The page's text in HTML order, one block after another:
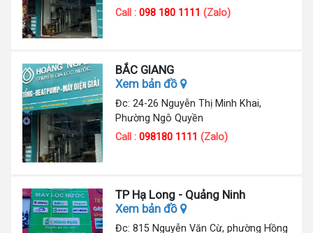
Call :098 180 1111 (Zalo)
BẮC GIANG
Xem bản đồ
Đc: 24-26 Nguyễn Thị Minh Khai,
Phường Ngô Quyền
Call :098180 1111 (Zalo)
TP Hạ Long - Quảng Ninh
Xem bản đồ
Đc: 815 Nguyễn Văn Cừ, phường Hồng